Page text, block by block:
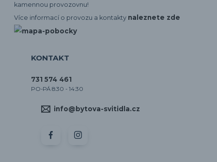
kamennou provozovnu!
Více informací o provozu a kontakty naleznete zde
KONTAKT
731 574 461
PO-PÁ 8:30 - 14:30
info@bytova-svitidla.cz